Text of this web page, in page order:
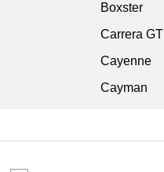
Boxster
Carrera GT
Cayenne
Cayman